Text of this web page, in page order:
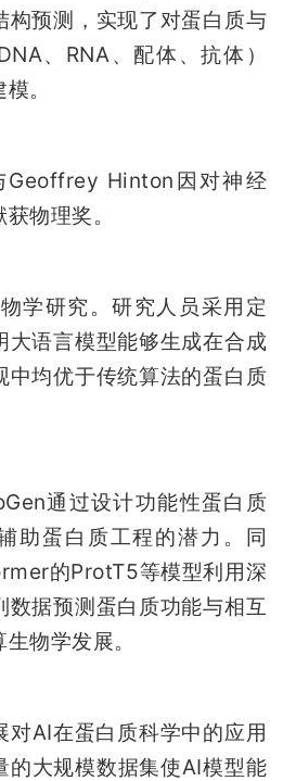
构预测，实现了对蛋白质与
、RNA、配体、抗体）
。
Hinton因对神经
物理奖。
学研究。研究人员采用定
大语言模型能够生成在合成
中均优于传统算法的蛋白质
通过设计功能性蛋白质
助蛋白质工程的潜力。同
的ProtT5等模型利用深
数据预测蛋白质功能与相互
物学发展。
对AI在蛋白质科学中的应用
的大规模数据集使AI模型能